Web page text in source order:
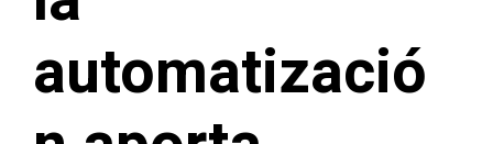
automatizació